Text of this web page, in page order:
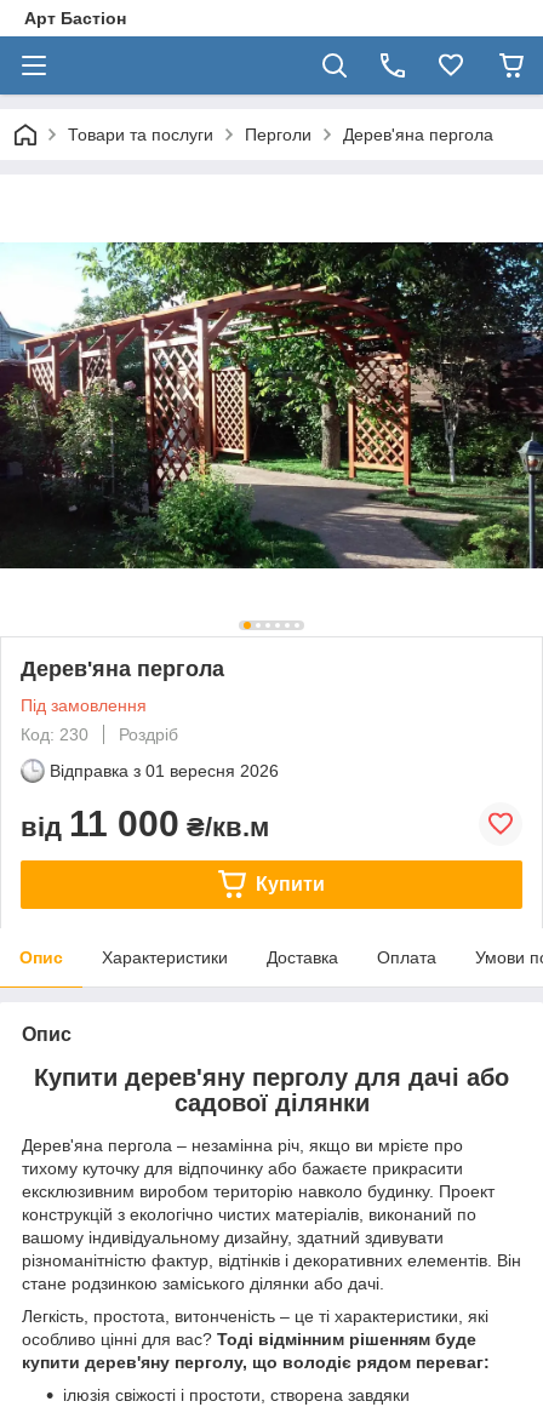
Арт Бастіон
Товари та послуги Перголи Дерев'яна пергола
Дерев'яна пергола
Під замовлення
Код: 230
Роздріб
Відправка з 01 вересня 2026
від 11 000 ₴/кв.м
Купити
Опис Характеристики Доставка Оплата Умови
Опис
Купити дерев'яну перголу для дачі або
садової ділянки
Дерев'яна пергола – незамінна річ, якщо ви мрієте про
тихому куточку для відпочинку або бажаєте прикрасити
ексклюзивним виробом територію навколо будинку. Проект
конструкцій з екологічно чистих матеріалів, виконаний по
вашому індивідуальному дизайну, здатний здивувати
різноманітністю фактур, відтінків і декоративних елементів. Він
стане родзинкою заміського ділянки або дачі.
Легкість, простота, витонченість – це ті характеристики, які
особливо цінні для вас? Тоді відмінним рішенням буде
купити дерев'яну перголу, що володіє рядом переваг:
ілюзія свіжості і простоти, створена завдяки